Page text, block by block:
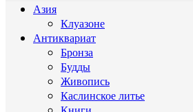
Азия
Клуазоне
Антиквариат
Бронза
Будды
Живопись
Каслинское литье